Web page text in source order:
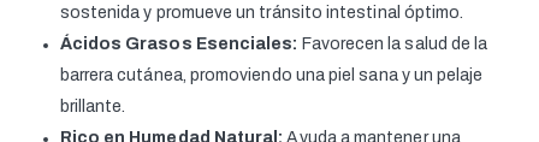
sostenida y promueve un tránsito intestinal óptimo.
Ácidos Grasos Esenciales: Favorecen la salud de la
barrera cutánea, promoviendo una piel sana y un pelaje
brillante.
Rico en Humedad Natural: Ayuda a mantener una